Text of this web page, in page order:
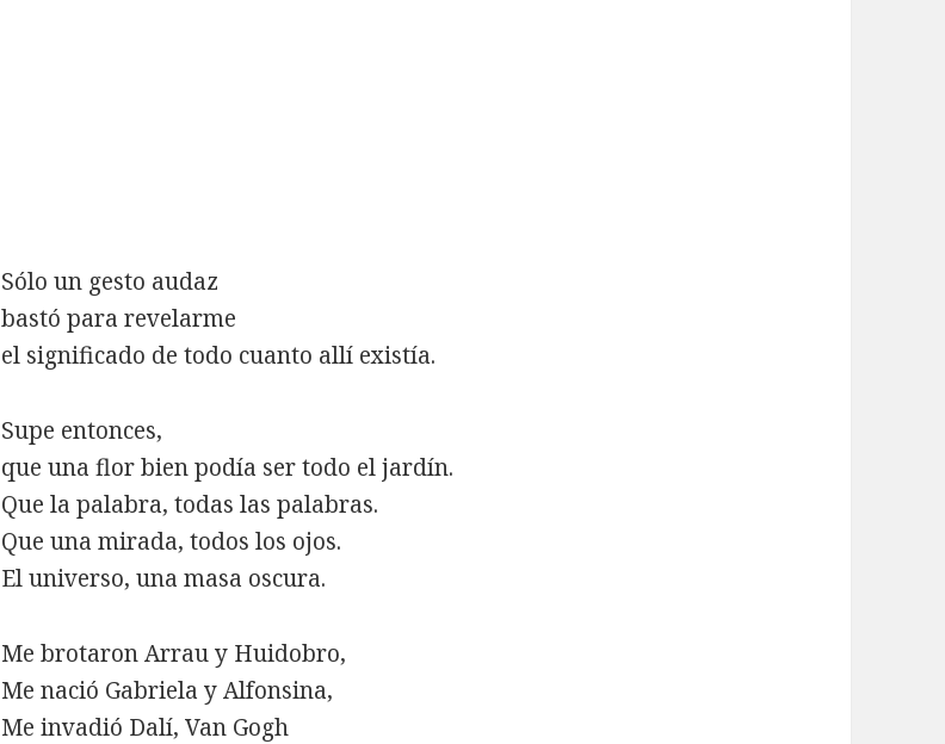
Sólo un gesto audaz
bastó para revelarme
el significado de todo cuanto allí existía.
Supe entonces,
que una flor bien podía ser todo el jardín.
Que la palabra, todas las palabras.
Que una mirada, todos los ojos.
El universo, una masa oscura.
Me brotaron Arrau y Huidobro,
Me nació Gabriela y Alfonsina,
Me invadió Dalí, Van Gogh